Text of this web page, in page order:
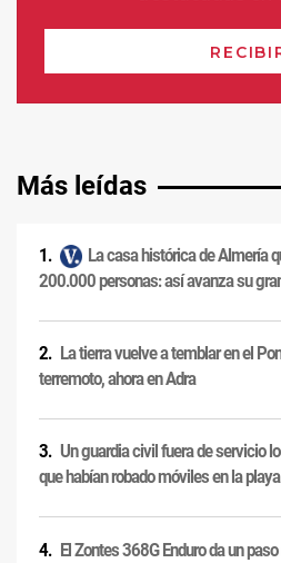
Más leídas
La casa histórica de Almería
200.000 personas: así avanza su
La tierra vuelve a temblar en el
terremoto, ahora en Adra
Un guardia civil fuera de servicio
que habían robado móviles en la
El Zontes 368G Enduro da un